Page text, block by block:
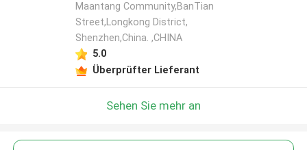
Maantang Community,BanTian
Street,Longkong District,
Shenzhen,China. ,CHINA
5.0
Überprüfter Lieferant
Sehen Sie mehr an